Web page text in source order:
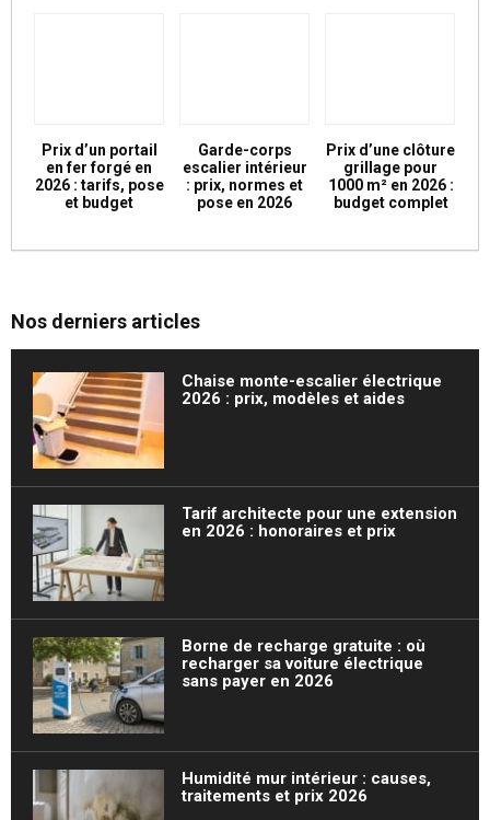
Prix d’un portail
en fer forgé en
2026 : tarifs, pose
et budget
Garde-corps
escalier intérieur
: prix, normes et
pose en 2026
Prix d’une clôture
grillage pour
1000 m² en 2026 :
budget complet
Nos derniers articles
Chaise monte-escalier électrique
2026 : prix, modèles et aides
Tarif architecte pour une extension
en 2026 : honoraires et prix
Borne de recharge gratuite : où
recharger sa voiture électrique
sans payer en 2026
Humidité mur intérieur : causes,
traitements et prix 2026